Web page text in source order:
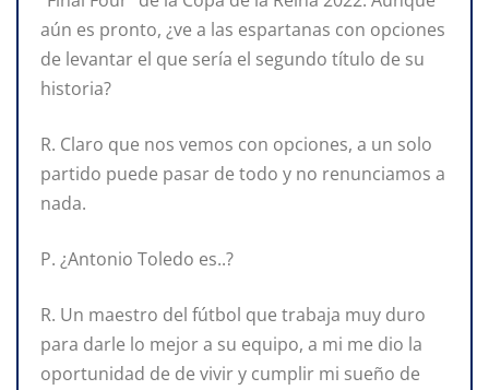
aún es pronto, ¿ve a las espartanas con opciones
de levantar el que sería el segundo título de su
historia?
R. Claro que nos vemos con opciones, a un solo
partido puede pasar de todo y no renunciamos a
nada.
P. ¿Antonio Toledo es..?
R. Un maestro del fútbol que trabaja muy duro
para darle lo mejor a su equipo, a mi me dio la
oportunidad de de vivir y cumplir mi sueño de